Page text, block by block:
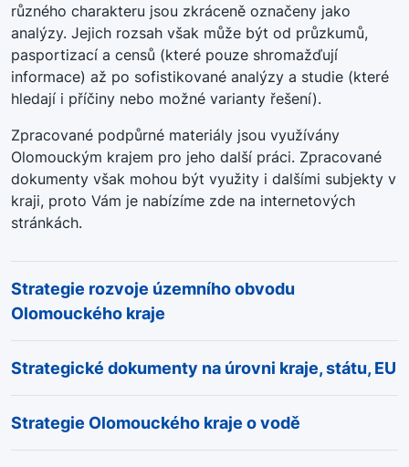
různého charakteru jsou zkráceně označeny jako
analýzy. Jejich rozsah však může být od průzkumů,
pasportizací a censů (které pouze shromažďují
informace) až po sofistikované analýzy a studie (které
hledají i příčiny nebo možné varianty řešení).
Zpracované podpůrné materiály jsou využívány
Olomouckým krajem pro jeho další práci. Zpracované
dokumenty však mohou být využity i dalšími subjekty v
kraji, proto Vám je nabízíme zde na internetových
stránkách.
Strategie rozvoje územního obvodu
Olomouckého kraje
Strategické dokumenty na úrovni kraje, státu, EU
Strategie Olomouckého kraje o vodě